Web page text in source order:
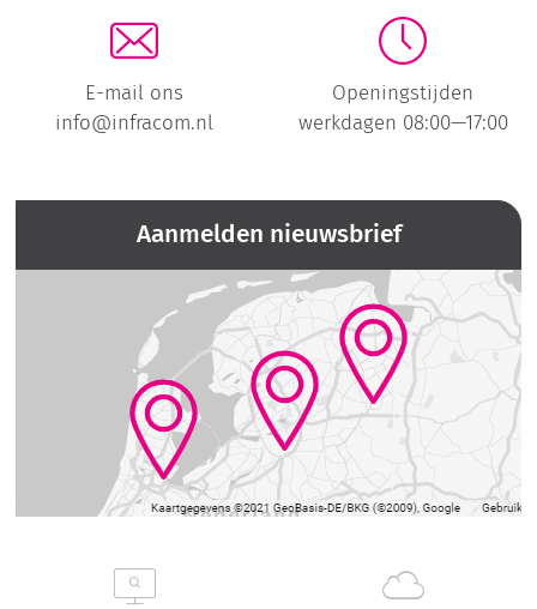
E-mail ons
info@infracom.nl
Openingstijden
werkdagen 08:00—17:00
Aanmelden nieuwsbrief